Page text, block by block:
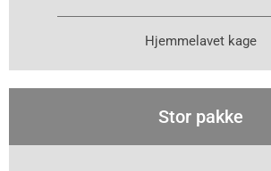
Hjemmelavet kage
Stor pakke